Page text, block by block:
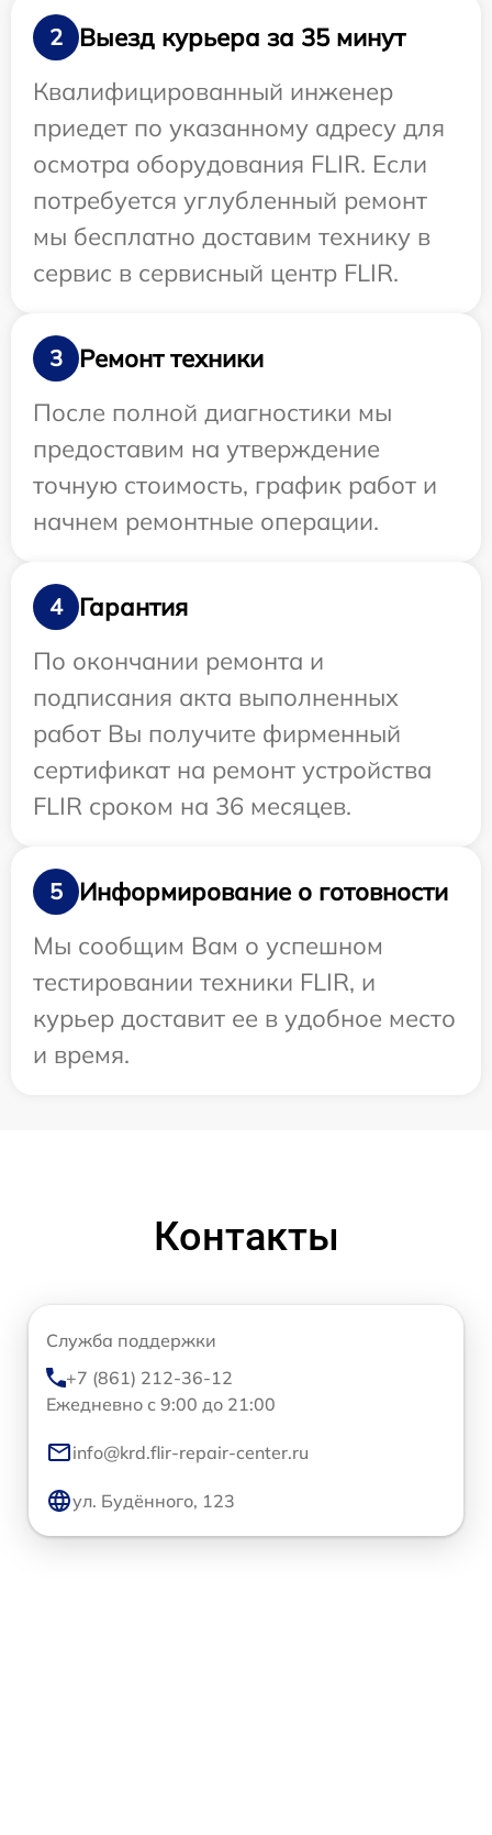
2
Выезд курьера за 35 минут
Квалифицированный инженер
приедет по указанному адресу для
осмотра оборудования FLIR. Если
потребуется углубленный ремонт
мы бесплатно доставим технику в
сервис в сервисный центр FLIR.
3
Ремонт техники
После полной диагностики мы
предоставим на утверждение
точную стоимость, график работ и
начнем ремонтные операции.
4
Гарантия
По окончании ремонта и
подписания акта выполненных
работ Вы получите фирменный
сертификат на ремонт устройства
FLIR сроком на 36 месяцев.
5
Информирование о готовности
Мы сообщим Вам о успешном
тестировании техники FLIR, и
курьер доставит ее в удобное место
и время.
Контакты
Служба поддержки
+7 (861) 212-36-12
Ежедневно с 9:00 до 21:00
info@krd.flir-repair-center.ru
ул. Будённого, 123